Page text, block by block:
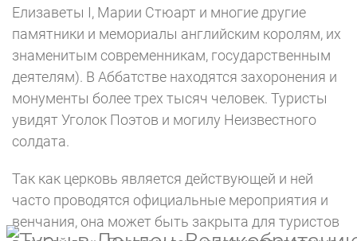
Елизаветы I, Марии Стюарт и многие другие
памятники и мемориалы английским королям, их
знаменитым современникам, государственным
деятелям). В Аббатстве находятся захоронения и
монументы более трех тысяч человек. Туристы
увидят Уголок Поэтов и могилу Неизвестного
солдата.
Так как церковь является действующей и ней
часто проводятся официальные мероприятия и
венчания, она может быть закрыта для туристов